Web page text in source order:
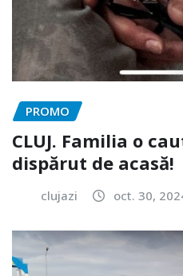
PROMO
CLUJ. Familia o
dispărut de acasă!
clujazi oct. 30,